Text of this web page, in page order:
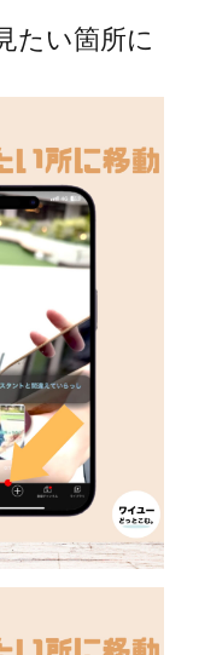
たい箇所に